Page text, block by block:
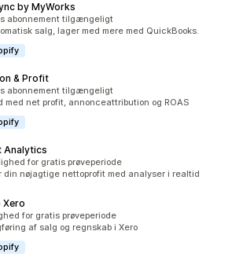
by MyWorks
i altabonnement tilgængeligt
salg, lager med mere med QuickBooks.
& Profit
alt
abonnement tilgængeligt
med net profit, annonceattribution og ROAS
Analytics
i alt for gratis prøveperiode
din nøjagtige nettoprofit med analyser i realtid
Xero
i alt for gratis prøveperiode
af salg og regnskab i Xero